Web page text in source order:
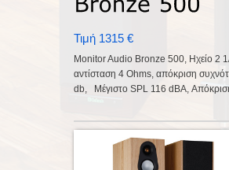
Τιμή 1315 €
Monitor Audio Bronze 500, Ηχείο 2
αντίσταση 4 Ohms, απόκριση
db, Μέγιστο SPL 116 dBA,